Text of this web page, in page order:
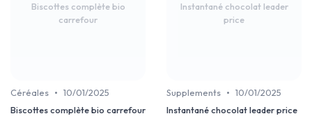
Biscottes complète bio
carrefour
Céréales • 10/01/2025
Biscottes complète bio carrefour
Instantané chocolat leader
price
Supplements • 10/01/2025
Instantané chocolat leader price